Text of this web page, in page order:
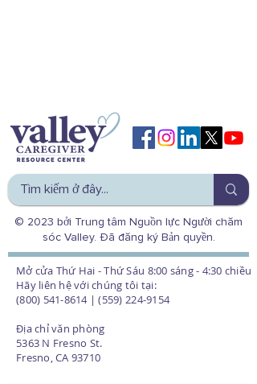
© 2023 bởi Trung tâm Nguồn lực Người chăm
sóc Valley. Đã đăng ký Bản quyền.
Mở cửa Thứ Hai - Thứ Sáu 8:00 sáng - 4:30 chiều
Hãy liên hệ với chúng tôi tại:
(800) 541-8614 | (559) 224-9154
Địa chỉ văn phòng
5363 N Fresno St.
Fresno, CA 93710